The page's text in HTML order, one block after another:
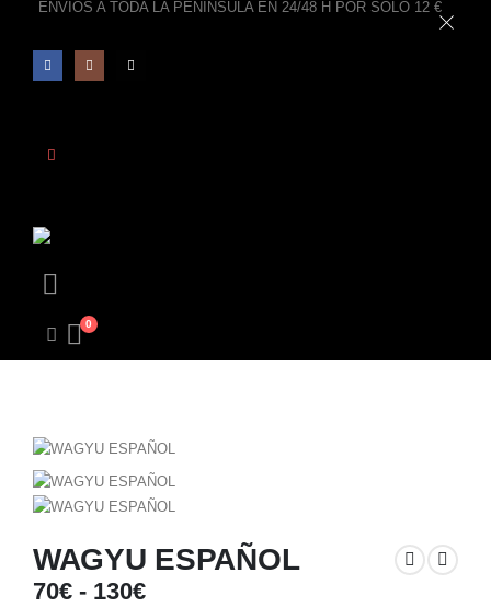
ENVIOS A TODA LA PENINSULA EN 24/48 H POR SOLO 12 €
0
WAGYU ESPAÑOL
70€ - 130€